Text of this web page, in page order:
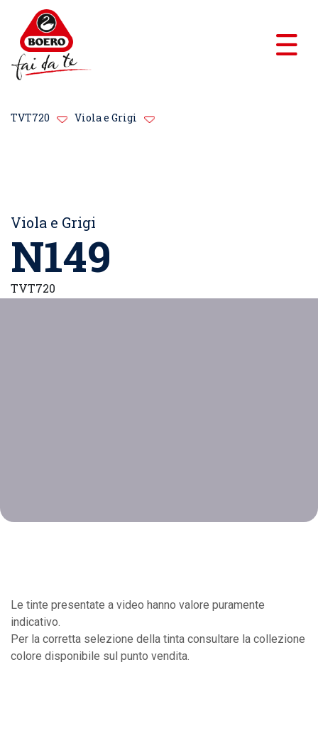
TVT720 Viola e Grigi
Viola e Grigi
N149
TVT720
Le tinte presentate a video hanno valore puramente
indicativo.
Per la corretta selezione della tinta consultare la collezione
colore disponibile sul punto vendita.